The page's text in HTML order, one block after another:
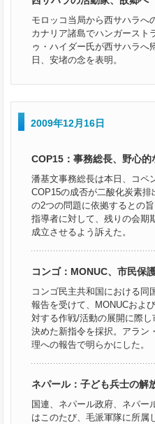
モロッコ当局から西サハラへ
カナリア諸島でハンガースト
ゥ・ハイダー氏が西サハラへ
日、安堵の念を表明。
2009年12月16日
COP15：事務総長、野心的
潘基文事務総長は本日、コペ
COP15の成否が二酸化炭素
の2つの問題に依拠するとの
指導者に対して、残りの会期
成立させるよう訴えた。
コンゴ：MONUC、市民保
コンゴ民主共和国における同
報告を受けて、MONUCおよ
対する作戦/活動の展開に際
決めた新指令を採択。アラン
理への報告で明らかにした。
ネパール：子ども兵士の解
国連、ネパール政府、ネパー
はこのたび、毛派軍隊に所属